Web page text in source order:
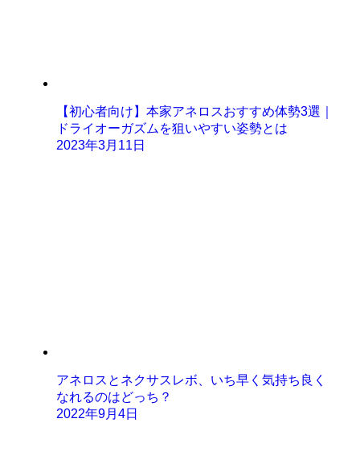
【初心者向け】本家アネロスおすすめ体勢3選｜
ドライオーガズムを狙いやすい姿勢とは
2023年3月11日
アネロスとネクサスレボ、いち早く気持ち良く
なれるのはどっち？
2022年9月4日